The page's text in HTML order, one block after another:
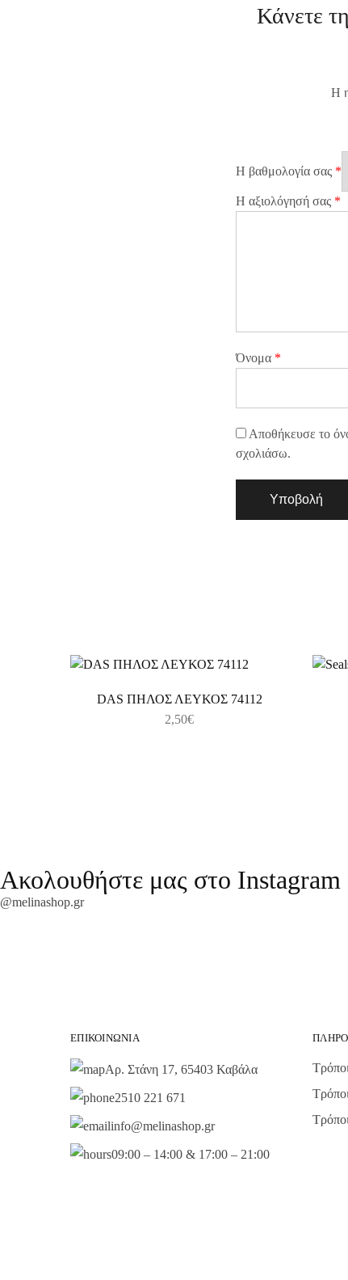
Κάνετε
Η
Η βαθμολογία σας *
Η αξιολόγησή σας *
Όνομα *
Αποθήκευσε το
σχολιάσω.
DAS ΠΗΛΟΣ ΛΕΥΚΟΣ 74112
2,50€
Ακολουθήστε μας στο Instagram
@melinashop.gr
ΕΠΙΚΟΙΝΩΝΊΑ
Αρ. Στάνη 17, 65403 Καβάλα
2510 221 671
info@melinashop.gr
09:00 – 14:00 & 17:00 – 21:00